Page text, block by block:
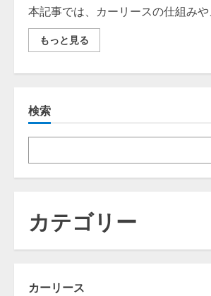
本記事では、カーリースの仕組みや
もっと見る
more
仕
組
は？
利
や
内
検索
カテゴリー
カーリース